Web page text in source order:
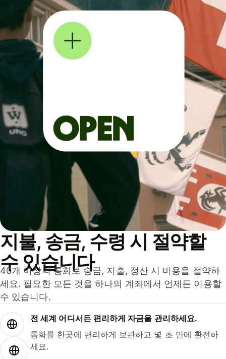
지불, 송금, 수령 시 절약할
수 있습니다
40개 이상의 통화로 송금, 지출, 정산 시 비용을 절약하
세요. 필요한 모든 것을 하나의 계좌에서 언제든 이용할
수 있습니다.
전 세계 어디서든 편리하게 자금을 관리하세요.
통화를 한곳에 편리하게 보관하고 몇 초 만에 환전하
세요.